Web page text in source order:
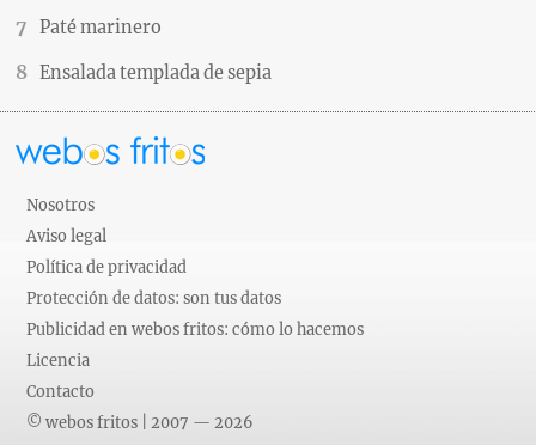
Paté marinero
Ensalada templada de sepia
Nosotros
Aviso legal
Política de privacidad
Protección de datos: son tus datos
Publicidad en webos fritos: cómo lo hacemos
Licencia
Contacto
© webos fritos | 2007 — 2026